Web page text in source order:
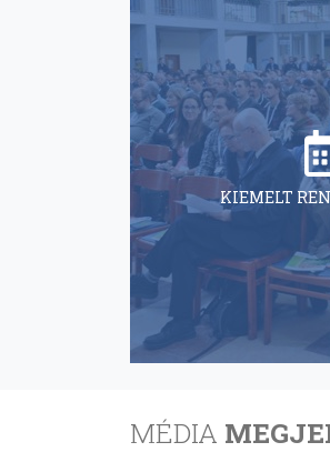
KIEMELT
MÉDIA